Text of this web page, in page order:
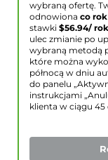
wybraną ofertę.
odnowiona co rok
stawki $56.94/ rok
ulec zmianie po
wybraną metodą
które można
północą w dniu
do panelu
instrukcjami
klienta w ciągu